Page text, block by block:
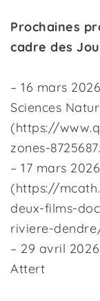
Prochaines
cadre des
– 16 mars
Sciences
(https://
zones-
– 17 mars
(https://
deux-films-
riviere-
– 29 avril
Attert